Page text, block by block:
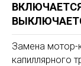
Замена мотор-
капиллярного